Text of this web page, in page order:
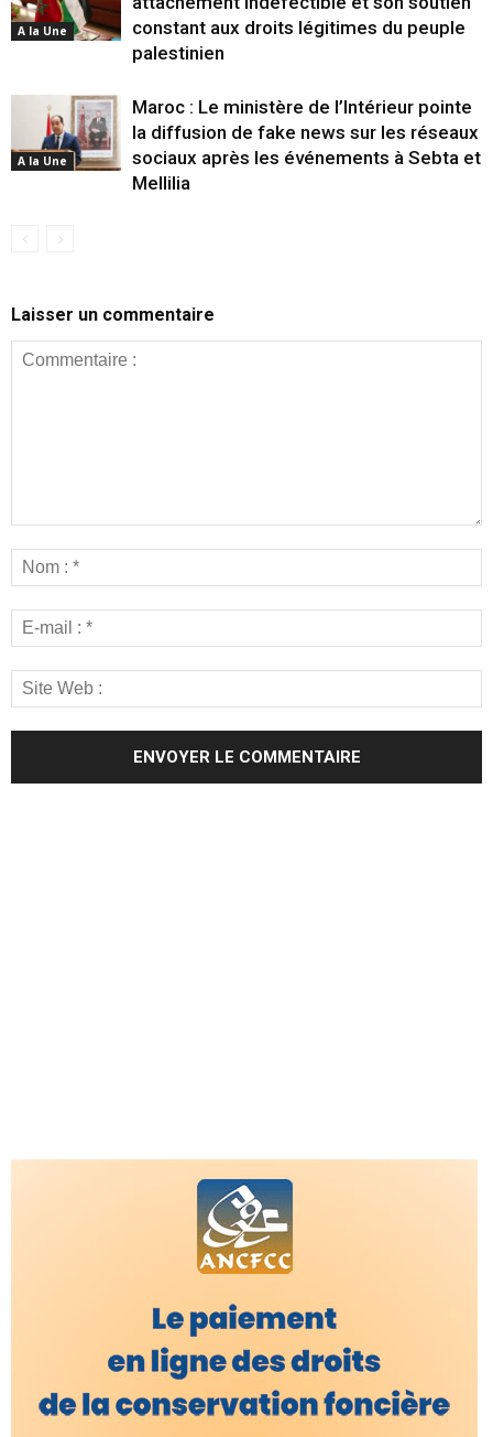
A la Une
constant aux droits légitimes du peuple
palestinien
A la Une
Maroc : Le ministère de l’Intérieur pointe
la diffusion de fake news sur les réseaux
sociaux après les événements à Sebta et
Mellilia
Laisser un commentaire